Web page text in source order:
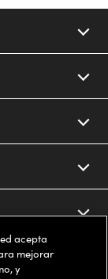
acepta
mejorar
y